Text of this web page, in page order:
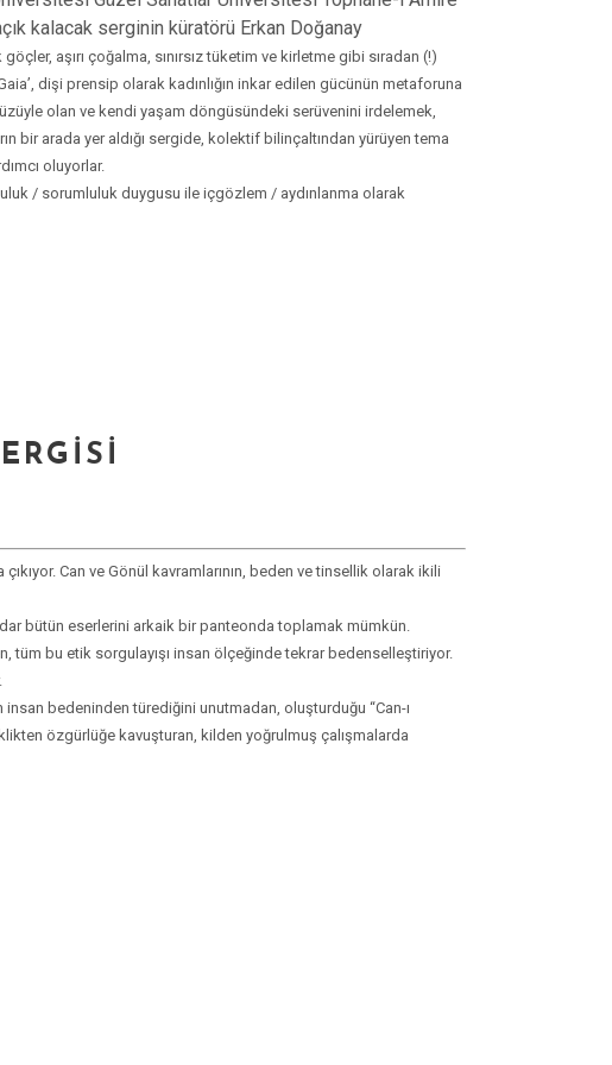
kalacak serginin küratörü Erkan Doğanay
aşırı çoğalma, sınırsız tüketim ve kirletme gibi sıradan (!)
dişi prensip olarak kadınlığın inkar edilen gücünün metaforuna
olan ve kendi yaşam döngüsündeki serüvenini irdelemek,
bir arada yer aldığı sergide, kolektif bilinçaltından yürüyen tema
oluyorlar.
/ sorumluluk duygusu ile içgözlem / aydınlanma olarak
Can ve Gönül kavramlarının, beden ve tinsellik olarak ikili
bütün eserlerini arkaik bir panteonda toplamak mümkün.
tüm bu etik sorgulayışı insan ölçeğinde tekrar bedenselleştiriyor.
bedeninden türediğini unutmadan, oluşturduğu “Can-ı
özgürlüğe kavuşturan, kilden yoğrulmuş çalışmalarda